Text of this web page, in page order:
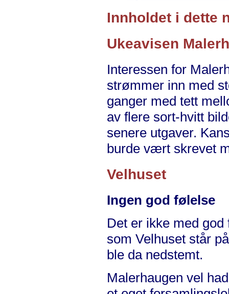
Innholdet i dette
Ukeavisen
Interessen for
strømmer inn med
ganger med tett
av flere sort-hvitt
senere utgaver.
burde vært skrevet
Velhuset
Ingen god følelse
Det er ikke med
som Velhuset står
ble da nedstemt.
Malerhaugen vel